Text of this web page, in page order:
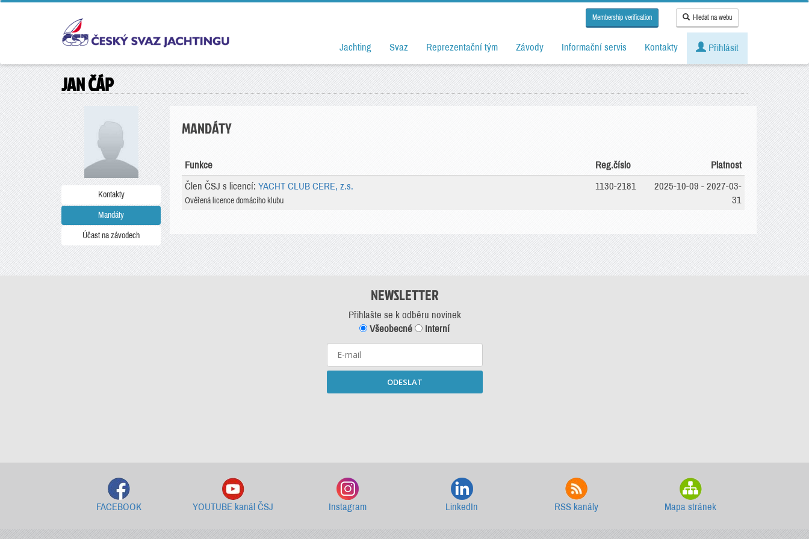
Membership verification Hledat na webu
Jachting Svaz Reprezentační tým Závody Informační servis Kontakty Přihlásit
JAN ČÁP
Kontakty
Mandáty
Účast na závodech
MANDÁTY
Funkce Reg.číslo Platnost
Člen ČSJ s licencí: YACHT CLUB CERE, z.s.
Ověřená licence domácího klubu
1130-2181
2025-10-09 - 2027-03-
31
NEWSLETTER
Přihlašte se k odběru novinek
Všeobecné
Interní
ODESLAT
FACEBOOK YOUTUBE kanál ČSJ Instagram LinkedIn RSS kanály Mapa stránek